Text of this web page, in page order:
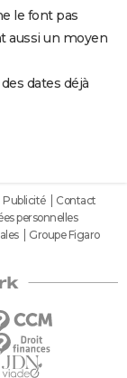
le font pas
aussi un moyen
dates déjà
Publicité
Contact
personnelles
Groupe Figaro